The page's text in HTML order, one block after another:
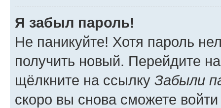
Я забыл пароль!
Не паникуйте! Хотя пароль
получить новый. Перейдите
щёлкните на ссылку Забыли
скоро вы снова сможете